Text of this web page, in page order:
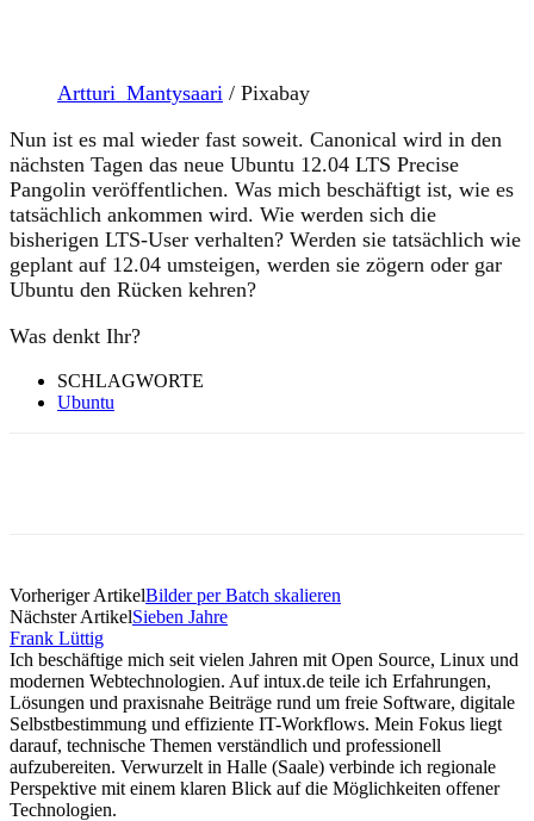
Artturi_Mantysaari / Pixabay
Nun ist es mal wieder fast soweit. Canonical wird in den
nächsten Tagen das neue Ubuntu 12.04 LTS Precise
Pangolin veröffentlichen. Was mich beschäftigt ist, wie es
tatsächlich ankommen wird. Wie werden sich die
bisherigen LTS-User verhalten? Werden sie tatsächlich wie
geplant auf 12.04 umsteigen, werden sie zögern oder gar
Ubuntu den Rücken kehren?
Was denkt Ihr?
SCHLAGWORTE
Ubuntu
Vorheriger ArtikelBilder per Batch skalieren
Nächster ArtikelSieben Jahre
Frank Lüttig
Ich beschäftige mich seit vielen Jahren mit Open Source, Linux und
modernen Webtechnologien. Auf intux.de teile ich Erfahrungen,
Lösungen und praxisnahe Beiträge rund um freie Software, digitale
Selbstbestimmung und effiziente IT-Workflows. Mein Fokus liegt
darauf, technische Themen verständlich und professionell
aufzubereiten. Verwurzelt in Halle (Saale) verbinde ich regionale
Perspektive mit einem klaren Blick auf die Möglichkeiten offener
Technologien.